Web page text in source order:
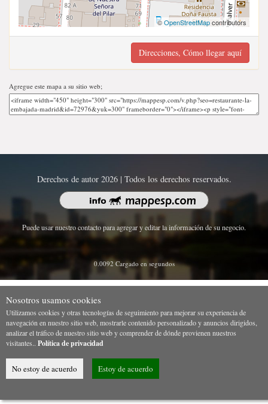
©OpenStreetMapcontributors
Direcciones, Cómo llegar aquí
Agregue este mapa a su sitio web;
Derechos de autor 2026 | Todos los derechos reservados.
Puede usar nuestro contacto para agregar y editar la información de su negocio.
0.0092 Cargado en segundos
Nosotros usamos cookies
Utilizamos cookies y otras tecnologías de seguimiento para mejorar su experiencia de
navegación en nuestro sitio web, mostrarle contenido personalizado y anuncios dirigidos,
analizar el tráfico de nuestro sitio web y comprender de dónde provienen nuestros
visitantes.. Política de privacidad
No estoy de acuerdo Estoy de acuerdo